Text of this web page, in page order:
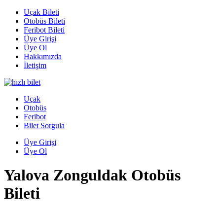
Uçak Bileti
Otobüs Bileti
Feribot Bileti
Üye Girişi
Üye Ol
Hakkımızda
İletişim
Uçak
Otobüs
Feribot
Bilet Sorgula
Üye Girişi
Üye Ol
Yalova Zonguldak Otobüs
Bileti